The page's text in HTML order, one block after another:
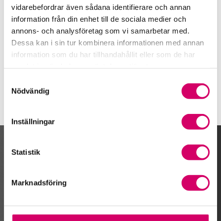
vidarebefordrar även sådana identifierare och annan
information från din enhet till de sociala medier och
annons- och analysföretag som vi samarbetar med.
Dessa kan i sin tur kombinera informationen med annan
information som du har tillhandahållit eller som de har
Nödvändig
Inställningar
Statistik
Marknadsföring
Auktoriserad Lönekonsult
Amesto AccountHouse AB
Stockholm
Kalendarium
Gå till kalendariet